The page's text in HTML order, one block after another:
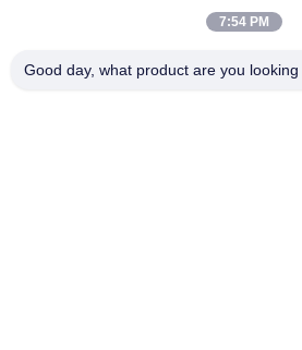
Kontak Cepat
7:54 PM
Good day, what product are you